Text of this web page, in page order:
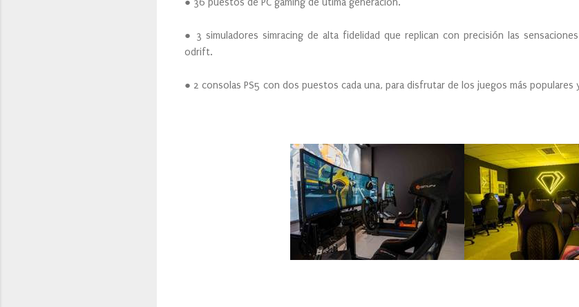
● 36 puestos de PC gaming de útima generación.
● 3 simuladores simracing de alta fidelidad que replican con precisión las
odrift.
● 2 consolas PS5 con dos puestos cada una, para disfrutar de los juegos más populares